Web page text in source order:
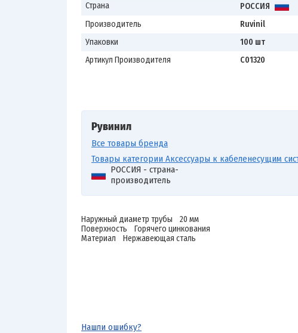
Страна
РОССИЯ
Производитель
Ruvinil
Упаковки
100 шт
Артикул Производителя
С01320
Рувинил
Все товары бренда
Товары категории Аксессуары к кабеленесущим
РОССИЯ - страна-
производитель
Наружный диаметр трубы 20 мм
Поверхность Горячего цинкования
Материал Нержавеющая сталь
Нашли ошибку?